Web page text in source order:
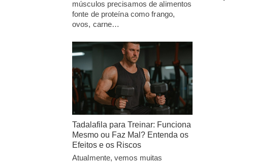
músculos precisamos de alimentos
fonte de proteína como frango,
ovos, carne…
Tadalafila para Treinar: Funciona
Mesmo ou Faz Mal? Entenda os
Efeitos e os Riscos
Atualmente, vemos muitas